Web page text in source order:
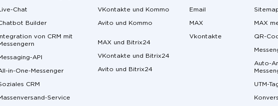
Live-Chat
Builder
Integration von CRM mit
API
in-One-Messenger
CRM
Service
VKontakte und Kommo
Avito und Kommo
MAX und Bitrix24
VKontakte und Bitrix24
Avito und Bitrix24
Email
MAX
Vkontakte
MAX
QR-
Auto-
UTM-